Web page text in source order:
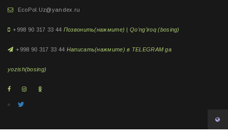
EcoPol.Uz@yandex.ru
+998 90 317 33 44 Позвонить(нажмите) | Qo'ng'iroq (bosing)
+998 90 317 33 44 Написать(нажмите) в TELEGRAM ga
yozish(bosing)